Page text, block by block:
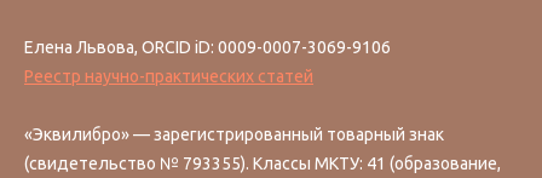
Елена Львова, ORCID iD: 0009-0007-3069-9106
Реестр научно-практических статей
«Эквилибро» — зарегистрированный товарный знак
(свидетельство № 793355). Классы МКТУ: 41 (образование,